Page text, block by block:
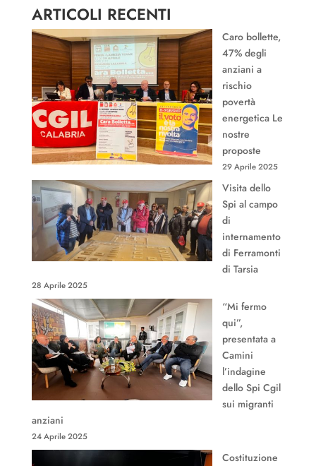
ARTICOLI RECENTI
Caro bollette,
47% degli
anziani a
rischio
povertà
energetica Le
nostre
proposte
29 Aprile 2025
Visita dello
Spi al campo
di
internamento
di Ferramonti
di Tarsia
28 Aprile 2025
“Mi fermo
qui”,
presentata a
Camini
l’indagine
dello Spi Cgil
sui migranti
anziani
24 Aprile 2025
Costituzione